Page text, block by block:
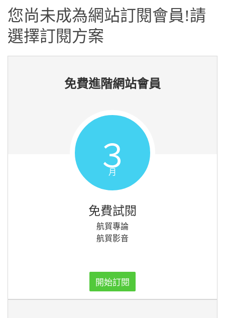
您尚未成為網站訂閱會員!請
選擇訂閱方案
免費進階網站會員
３
月
免費試閱
航貿專論
航貿影音
開始訂閱